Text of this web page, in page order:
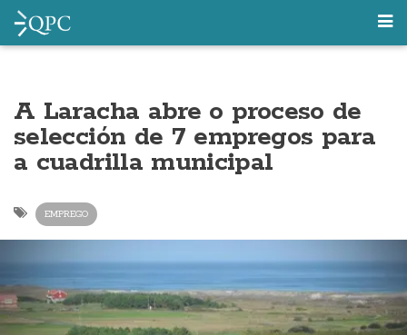
A Laracha abre o proceso de
selección de 7 empregos para
a cuadrilla municipal
EMPREGO